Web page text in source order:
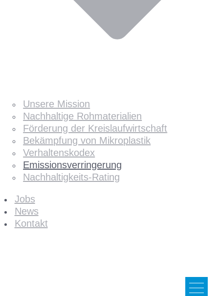
Unsere Mission
Nachhaltige Rohmaterialien
Förderung der Kreislaufwirtschaft
Bekämpfung von Mikroplastik
Verhaltenskodex
Emissionsverringerung
Nachhaltigkeits-Rating
Jobs
News
Kontakt